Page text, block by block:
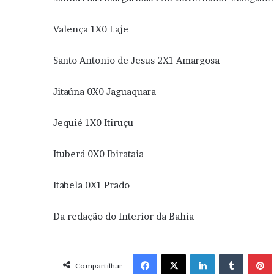
Valença 1X0 Laje
Santo Antonio de Jesus 2X1 Amargosa
Jitaúna 0X0 Jaguaquara
Jequié 1X0 Itiruçu
Ituberá 0X0 Ibirataia
Itabela 0X1 Prado
Da redação do Interior da Bahia
Compartilhar
Facebook X Linkedin